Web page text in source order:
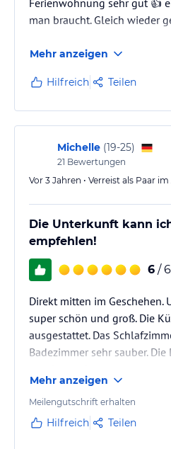
verbindlichenAngebotsdetails
man braucht. Gleich wieder
Mehr anzeigen
Hilfreich Teilen
Michelle (19-25)
21 Bewertungen
Vor 3 Jahren • Verreist als Paar
Die Unterkunft kann
empfehlen!
6 / 6
Direkt mitten im Geschehen.
super schön und groß. Die
ausgestattet. Das
Badezimmer sehr sauber.
Mehr anzeigen
Meilengutschrift erhalten
Hilfreich Teilen